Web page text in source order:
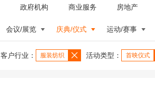
政府机构 商业服务 房地产
会议/展览 庆典/仪式 运动/赛事
客户行业： 服装纺织 活动类型： 首映仪式